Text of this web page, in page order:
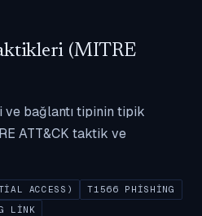
(MITRE
bağlantı tipinin tipik
ATT&CK taktik ve
ACCESS)
T1566 PHISHING
LINK